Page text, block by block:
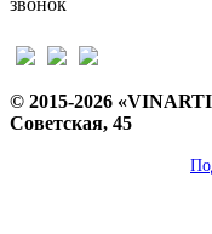
звонок
© 2015-2026
Советская, 45